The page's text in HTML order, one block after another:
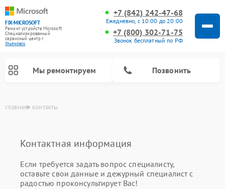
FIX-MICROSOFT
Ремонт устройств Microsoft
Специализированный
cервисный центр г.
Ульяновск
+7 (842) 242-47-68
Ежедневно, с 10:00 до 20:00
+7 (800) 302-71-75
Звонок бесплатный по РФ
Мы ремонтируем Позвонить
главная контакты
Контактная информация
Если требуется задать вопрос специалисту,
оставьте свои данные и дежурный специалист с
радостью проконсультирует Вас!